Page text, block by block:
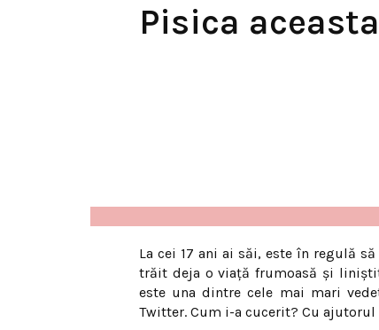
Pisica
La cei 17 ani ai săi, este în regulă
trăit deja o viaţă frumoasă şi
este una dintre cele mai mari
Twitter. Cum i-a cucerit? Cu